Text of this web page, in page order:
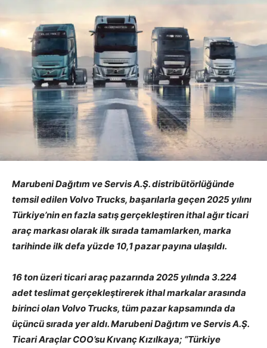
Marubeni Dağıtım ve Servis A.Ş. distribütörlüğünde
temsil edilen Volvo Trucks, başarılarla geçen 2025 yılını
Türkiye’nin en fazla satış gerçekleştiren ithal ağır ticari
araç markası olarak ilk sırada tamamlarken, marka
tarihinde ilk defa yüzde 10,1 pazar payına ulaşıldı.
16 ton üzeri ticari araç pazarında 2025 yılında 3.224
adet teslimat gerçekleştirerek ithal markalar arasında
birinci olan Volvo Trucks, tüm pazar kapsamında da
üçüncü sırada yer aldı. Marubeni Dağıtım ve Servis A.Ş.
Ticari Araçlar COO’su Kıvanç Kızılkaya; “Türkiye